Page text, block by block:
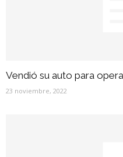
Vendió su auto para
23 noviembre, 2022